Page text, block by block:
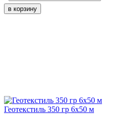
Геотекстиль 350 гр 6х50 м